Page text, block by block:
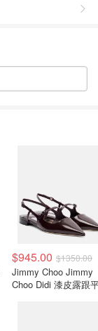
$945.00 $1350.00
Jimmy Choo Jimmy
Choo Didi 漆皮露跟